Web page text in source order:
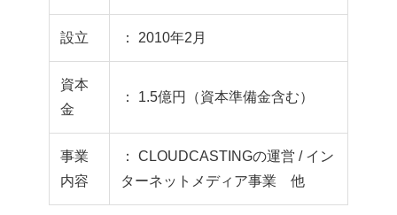
設立 ： 2010年2月
資本
金
： 1.5億円（資本準備金含む）
事業
内容
： CLOUDCASTINGの運営 / イン
ターネットメディア事業 他